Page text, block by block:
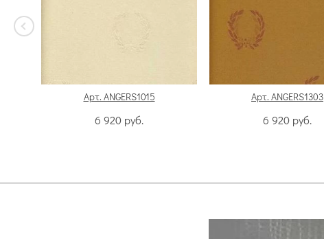
Арт. ANGERS1015
6 920 руб.
Арт. ANGERS1303
6 920 руб.